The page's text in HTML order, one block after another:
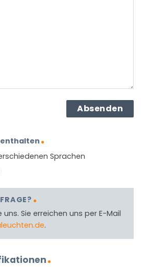
Sprachen
uns. Sie erreichen uns per E-Mail
.